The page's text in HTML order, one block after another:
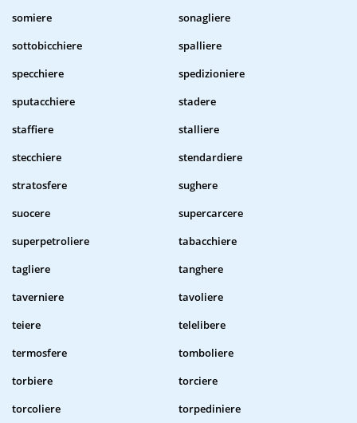
somiere
sonagliere
sottobicchiere
spalliere
specchiere
spedizioniere
sputacchiere
stadere
staffiere
stalliere
stecchiere
stendardiere
stratosfere
sughere
suocere
supercarcere
superpetroliere
tabacchiere
tagliere
tanghere
taverniere
tavoliere
teiere
telelibere
termosfere
tomboliere
torbiere
torciere
torcoliere
torpediniere